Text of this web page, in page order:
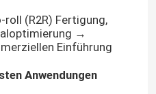
(R2R) Fertigung,
→
Einführung
Anwendungen